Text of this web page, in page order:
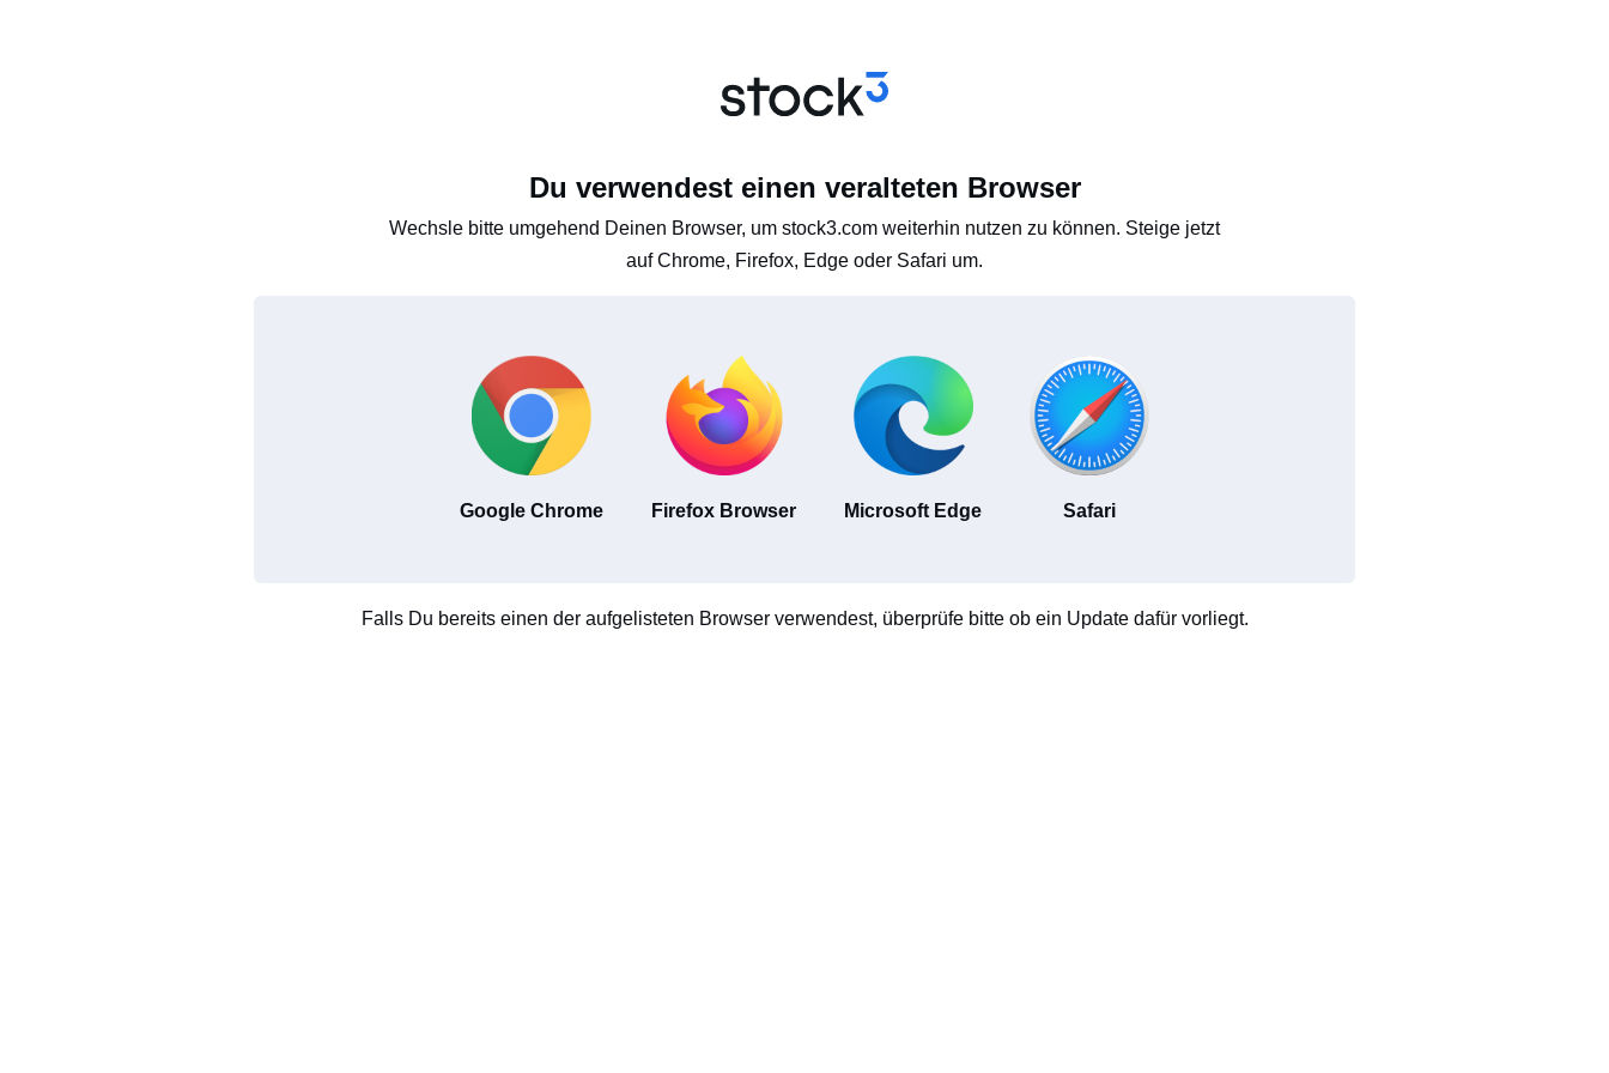
Du verwendest einen veralteten Browser
Wechsle bitte umgehend Deinen Browser, um stock3.com weiterhin nutzen zu können. Steige jetzt
auf Chrome, Firefox, Edge oder Safari um.
Google Chrome Firefox Browser Microsoft Edge Safari
Falls Du bereits einen der aufgelisteten Browser verwendest, überprüfe bitte ob ein Update dafür vorliegt.